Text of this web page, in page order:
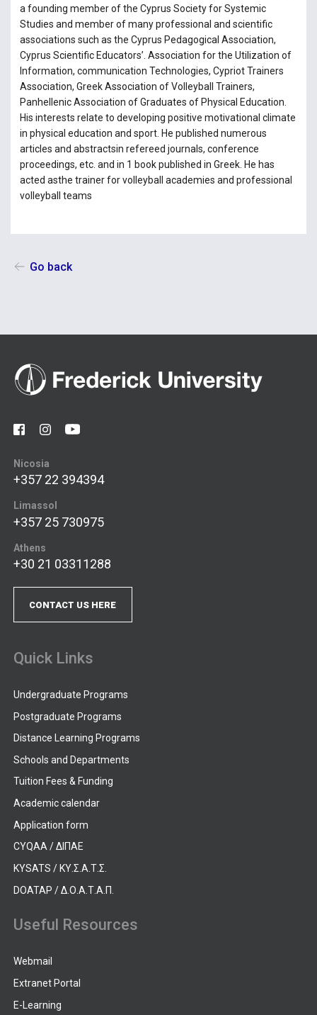
a founding member of the Cyprus Society for Systemic
Studies and member of many professional and scientific
associations such as the Cyprus Pedagogical Association,
Cyprus Scientific Educators’. Association for the Utilization of
Information, communication Technologies, Cypriot Trainers
Association, Greek Association of Volleyball Trainers,
Panhellenic Association of Graduates of Physical Education.
His interests relate to developing positive motivational climate
in physical education and sport. He published numerous
articles and abstractsin refereed journals, conference
proceedings, etc. and in 1 book published in Greek. He has
acted asthe trainer for volleyball academies and professional
volleyball teams
Go back
Nicosia
+357 22 394394
Limassol
+357 25 730975
Athens
+30 21 03311288
CONTACT US HERE
Quick Links
Undergraduate Programs
Postgraduate Programs
Distance Learning Programs
Schools and Departments
Tuition Fees & Funding
Academic calendar
Application form
CYQAA / ΔΙΠΑΕ
KYSATS / ΚΥ.Σ.Α.Τ.Σ.
DOATAP / Δ.Ο.Α.Τ.Α.Π.
Useful Resources
Webmail
Extranet Portal
E-Learning